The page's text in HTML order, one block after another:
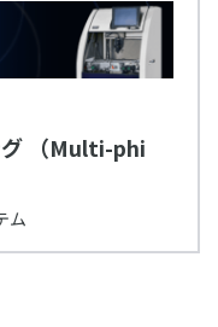
（Multi-phi
ム